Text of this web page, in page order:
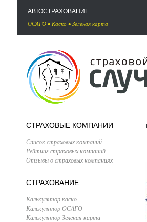
АВТОСТРАХОВАНИЕ
ОСАГО • Каско • Зеленая карта
СТРАХОВЫЕ КОМПАНИИ
Список страховых компаний
Рейтинг страховых компаний
Отзывы о страховых компаниях
СТРАХОВАНИЕ
Калькулятор каско
Калькулятор ОСАГО
Калькулятор Зеленая карта